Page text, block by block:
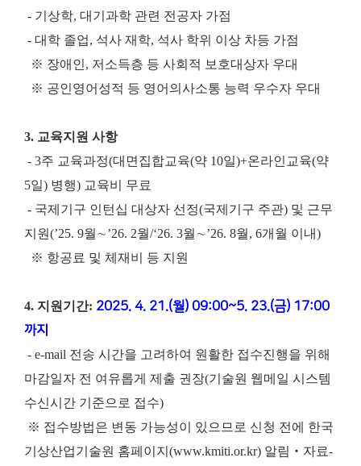
- 기상학, 대기과학 관련 전공자 가점
- 대학 졸업, 석사 재학, 석사 학위 이상 차등 가점
※ 장애인, 저소득층 등 사회적 보호대상자 우대
※ 공인영어성적 등 영어의사소통 능력 우수자 우대
3. 교육지원 사항
- 3주 교육과정(대면집합교육(약 10일)+온라인교육(약
5일) 병행) 교육비 무료
- 국제기구 인턴십 대상자 선정(국제기구 주관) 및 근무
지원(’25. 9월∼’26. 2월/‘26. 3월∼’26. 8월, 6개월 이내)
※ 항공료 및 체재비 등 지원
4. 지원기간: 2025. 4. 21.(월) 09:00~5. 23.(금) 17:00
까지
- e-mail 전송 시간을 고려하여 원활한 접수진행을 위해
마감일자 전 여유롭게 제출 권장(기술원 웹메일 시스템
수신시간 기준으로 접수)
※ 접수방법은 변동 가능성이 있으므로 신청 전에 한국
기상산업기술원 홈페이지(www.kmiti.or.kr) 알림‧자료-